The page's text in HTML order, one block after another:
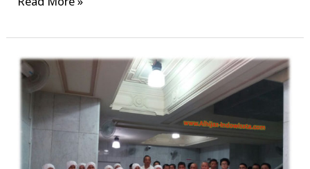
Informasi
Seputar
Haji